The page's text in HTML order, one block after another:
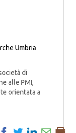
Umbria
di
alle PMI,
orientata a